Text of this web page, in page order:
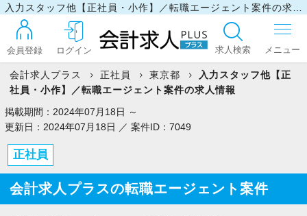
会員登録 ログイン 求人検索
ログイン
会計求人プラス 正社員 東京都
入力スタッフ他【正
社員・小作】／転職エージェント案件の求人情報
掲載期間：2024年07月18日 ～
更新日：2024年07月18日 ／ 案件ID：7049
正社員
会計求人プラスの転職エージェント案件